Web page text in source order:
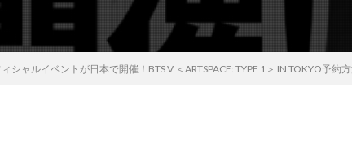
ャルイベントが日本で開催！BTS V ＜ARTSPACE: TYPE 1＞ IN TOKYO予約